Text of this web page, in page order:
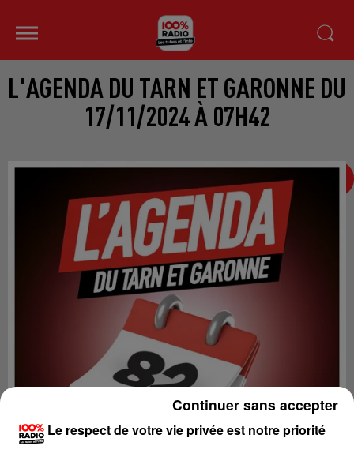
L'AGENDA DU TARN ET GARONNE DU
17/11/2024 À 07H42
Le respect de votre vie privée est notre priorité
Continuer sans accepter